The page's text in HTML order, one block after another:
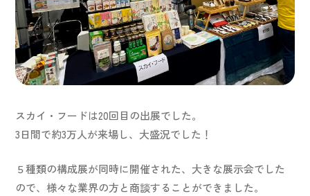
スカイ・フードは20回目の出展でした。
3日間で約3万人が来場し、大盛況でした！
５種類の構成展が同時に開催された、大きな展示会でした
ので、様々な業界の方と商談することができました。